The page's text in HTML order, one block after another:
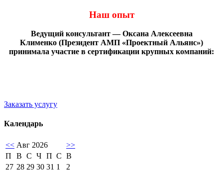
Наш опыт
Ведущий консультант — Оксана Алексеевна
Клименко (Президент АМП «Проектный Альянс»)
принимала участие в сертификации крупных компаний:
Заказать услугу
Календарь
<< Авг 2026
>>
П
В С Ч П С В
27 28 29 30 31 1 2